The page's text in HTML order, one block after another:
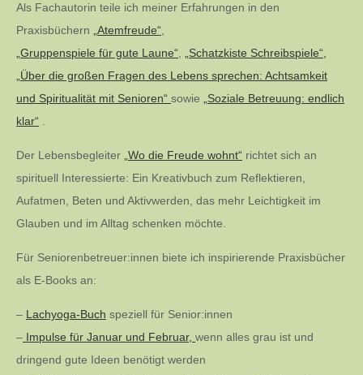
Als Fachautorin teile ich meiner Erfahrungen in den
Praxisbüchern
„Atemfreude“
„Gruppenspiele für gute Laune“
„Schatzkiste Schreibspiele“,
„Über die großen Fragen des Lebens sprechen: Achtsamkeit
und Spiritualität mit Senioren“ sowie
„Soziale Betreuung: endlich
klar“
Der Lebensbegleiter „Wo die Freude wohnt“ richtet sich an
spirituell Interessierte: Ein Kreativbuch zum Reflektieren,
Aufatmen, Beten und Aktivwerden, das mehr Leichtigkeit im
Glauben und im Alltag schenken möchte.
Für Seniorenbetreuer:innen biete ich inspirierende Praxisbücher
als E-Books an:
– Lachyoga-Buch speziell für Senior:innen
– Impulse für Januar und Februar, wenn alles grau ist und
dringend gute Ideen benötigt werden